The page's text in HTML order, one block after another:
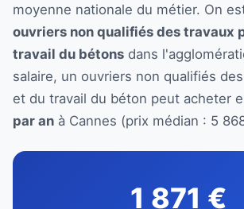
moyenne nationale du métier. On
ouvriers non qualifiés des travaux
travail du bétons dans
salaire, un ouvriers non qualifiés
et du travail du béton peut acheter
par an à Cannes (prix médian : 5
1 871 €